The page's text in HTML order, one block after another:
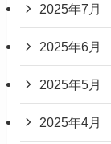
2025年7月
2025年6月
2025年5月
2025年4月